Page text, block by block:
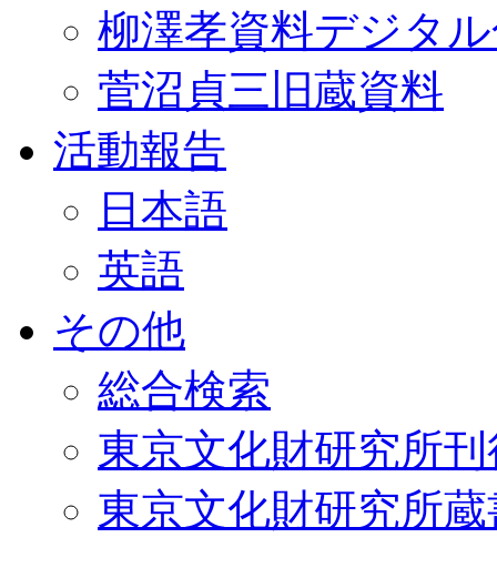
柳澤孝資料デジタ
菅沼貞三旧蔵資料
活動報告
日本語
英語
その他
総合検索
東京文化財研究所
東京文化財研究所